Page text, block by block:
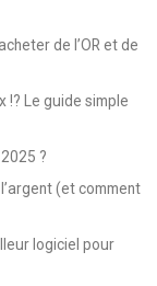
de l’OR et de
!? Le guide simple
2025 ?
(et comment
logiciel pour